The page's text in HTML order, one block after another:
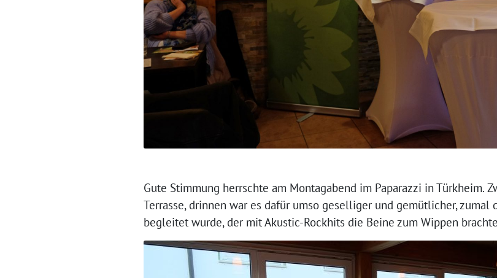
Gute Stimmung herrschte am Montagabend im Paparazzi in Türkheim.
Terrasse, drinnen war es dafür umso geselliger und gemütlicher, zumal
begleitet wurde, der mit Akustic-Rockhits die Beine zum Wippen